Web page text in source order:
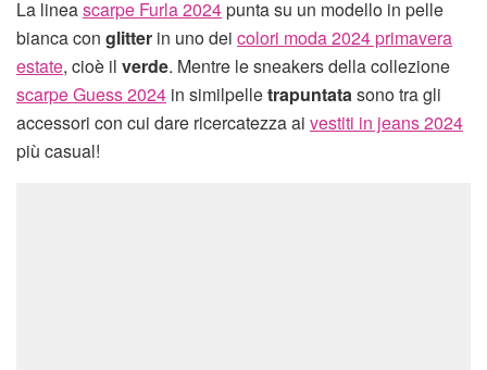
La lineascarpe Furla 2024punta su un modello in pelle
bianca con glitter in uno dei colori moda 2024 primavera
estate, cioè il verde. Mentre le sneakers della collezione
scarpe Guess 2024 in similpelletrapuntatasono tra gli
accessori con cui dare ricercatezza ai vestiti in jeans 2024
più casual!